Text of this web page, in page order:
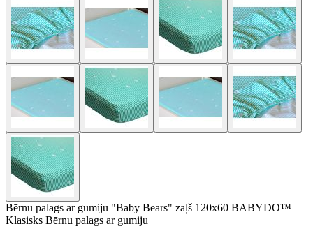
Bērnu palags ar gumiju "Baby Bears" zaļš 120x60 BABYDO™
Klasisks Bērnu palags ar gumiju